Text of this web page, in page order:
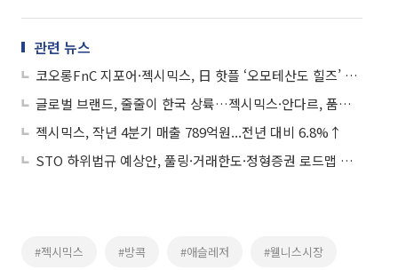
관련 뉴스
코오롱FnC 지포어·젝시믹스, 日 핫플 ‘오모테산도 힐즈’ 속속 상륙
글로벌 브랜드, 줄줄이 한국 상륙…젝시믹스·안다르, 품질 강화·영역 확대 ‘생존전’
젝시믹스, 작년 4분기 매출 789억원...전년 대비 6.8%↑
STO 하위법규 예상안, 풀링·거래한도·정형증권 로드맵 제시
#젝시믹스 #방콕 #애슬레저 #웰니스시장